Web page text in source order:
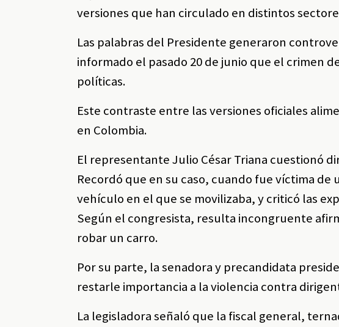
versiones que han circulado en distintos
Las palabras del Presidente generaron
informado el pasado 20 de junio que el crimen
políticas.
Este contraste entre las versiones oficiales
en Colombia.
El representante Julio César Triana cuestionó
Recordó que en su caso, cuando fue víctima
vehículo en el que se movilizaba, y criticó las
Según el congresista, resulta incongruente
robar un carro.
Por su parte, la senadora y precandidata
restarle importancia a la violencia contra
La legisladora señaló que la fiscal general,